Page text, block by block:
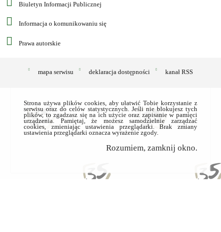
Biuletyn Informacji Publicznej
Informacja o komunikowaniu się
Prawa autorskie
mapa serwisu deklaracja dostępności kanał RSS
Strona używa plików cookies, aby ułatwić Tobie korzystanie z
serwisu oraz do celów statystycznych. Jeśli nie blokujesz tych
plików, to zgadzasz się na ich użycie oraz zapisanie w pamięci
urządzenia. Pamiętaj, że możesz samodzielnie zarządzać
cookies, zmieniając ustawienia przeglądarki. Brak zmiany
ustawienia przeglądarki oznacza wyrażenie zgody.
Rozumiem, zamknij okno.